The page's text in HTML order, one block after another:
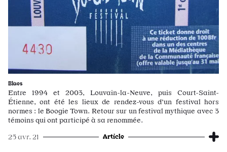
Blues
Entre 1994 et 2003, Louvain-la-Neuve, puis Court-Saint-
Étienne, ont été les lieux de rendez-vous d’un festival hors
normes : le Boogie Town. Retour sur un festival mythique avec 3
témoins qui ont participé à sa renommée.
25 avr. 21 Article